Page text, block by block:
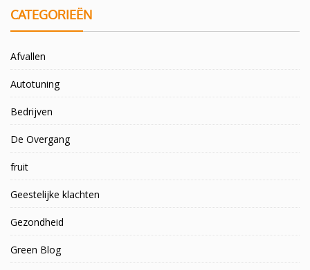
CATEGORIEËN
Afvallen
Autotuning
Bedrijven
De Overgang
fruit
Geestelijke klachten
Gezondheid
Green Blog